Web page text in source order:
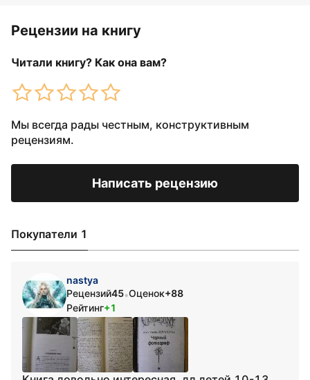
Рецензии на книгу
Читали книгу? Как она вам?
Мы всегда рады честным, конструктивным
рецензиям.
Написать рецензию
Покупатели 1
nastya
Рецензий45•Оценок+88
Рейтинг+1